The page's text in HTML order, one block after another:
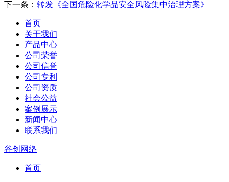
下一条： 转发《全国危险化学品安全风险集中治理方案》
首页
关于我们
产品中心
公司荣誉
公司信誉
公司专利
公司资质
社会公益
案例展示
新闻中心
联系我们
谷创网络
首页